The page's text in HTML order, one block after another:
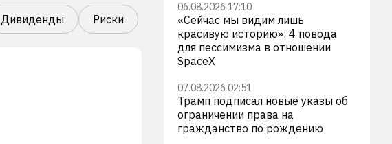
Дивиденды Риски
06.08.2026 17:10
«Сейчас мы видим лишь
красивую историю»: 4 повода
для пессимизма в отношении
SpaceX
07.08.2026 02:51
Трамп подписал новые указы об
ограничении права на
гражданство по рождению